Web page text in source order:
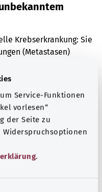
Service-Funktionen
vorlesen“
der Seite zu
.
Krebserkrankung: Sie
(Metastasen)